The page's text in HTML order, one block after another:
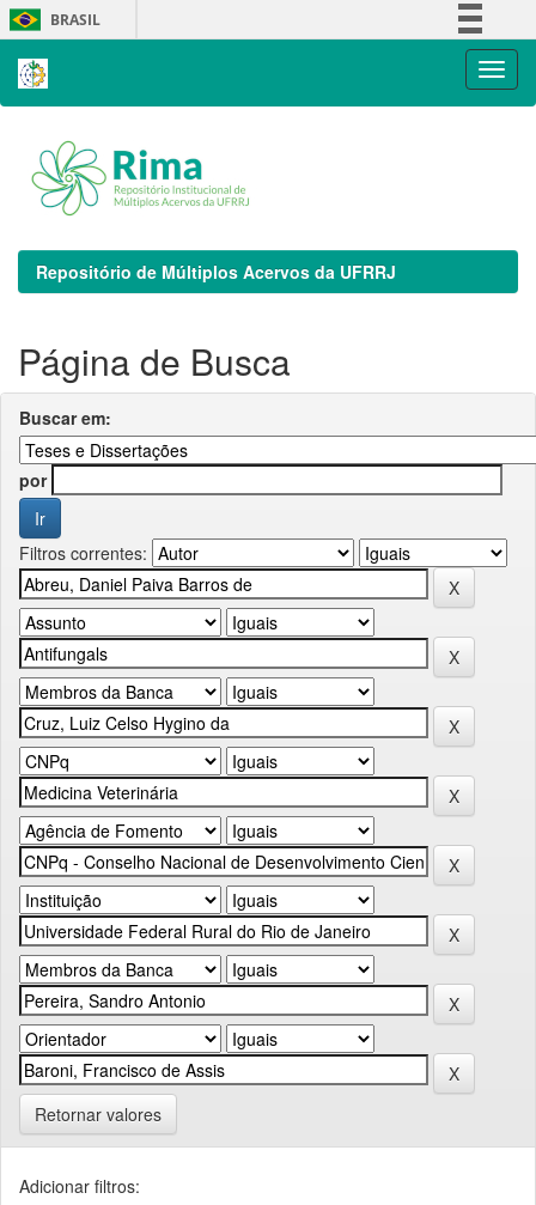
Skip
navigation
BRASIL
Repositório de Múltiplos Acervos da UFRRJ
Página de Busca
Buscar em:
por
Filtros correntes:
Retornar valores
Adicionar filtros: